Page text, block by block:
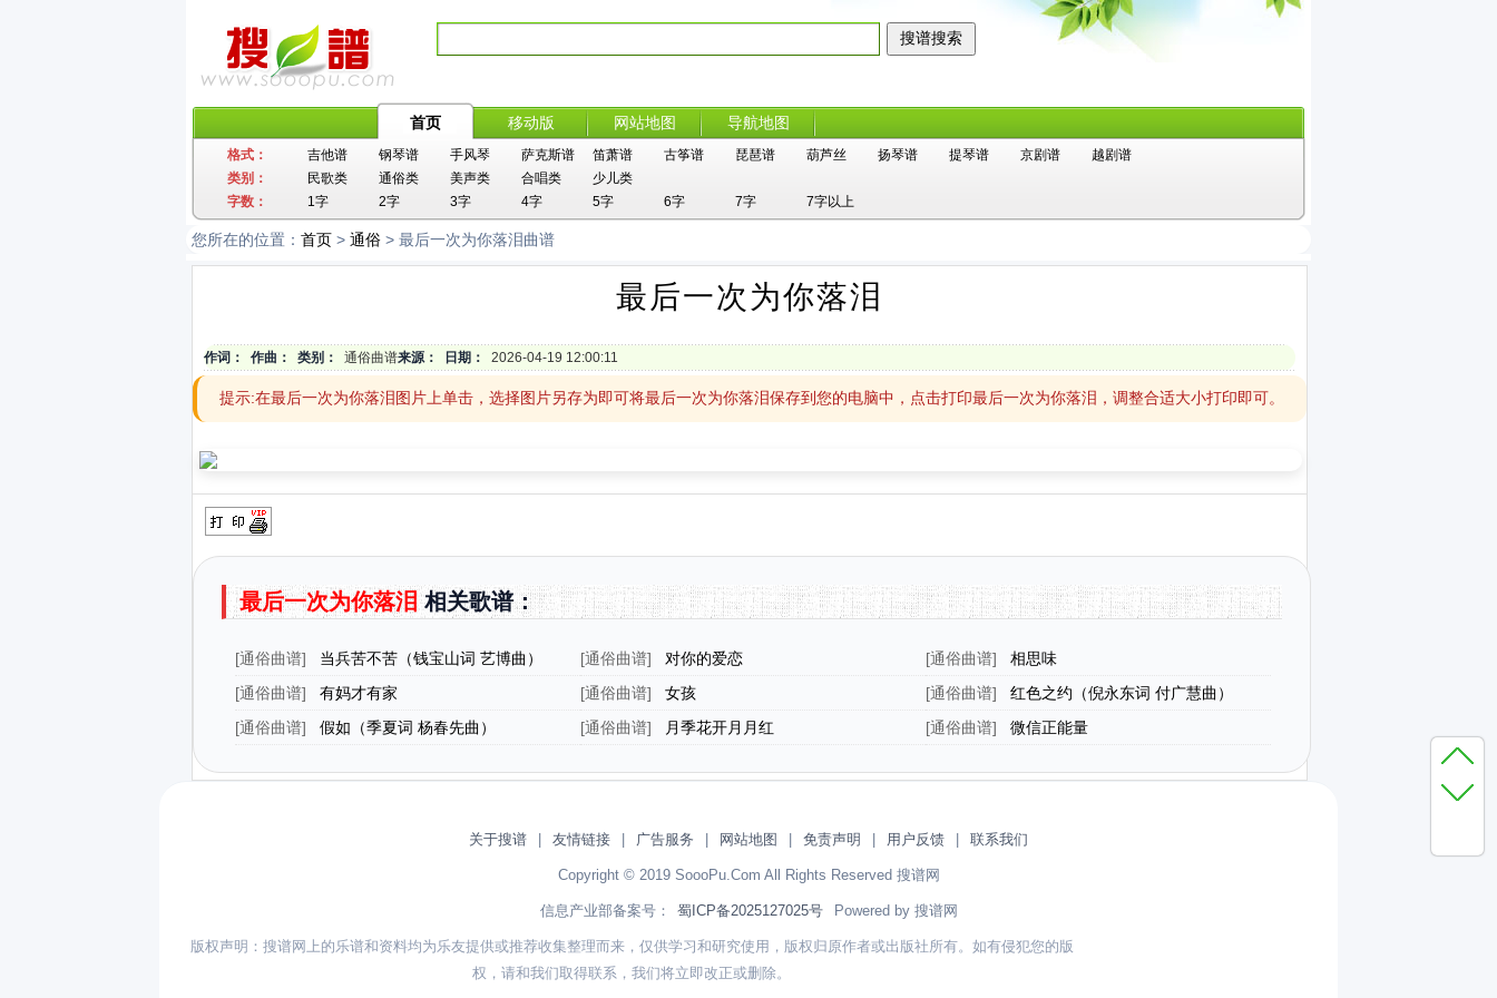
首页 移动版 网站地图 导航地图
格式： 吉他谱 钢琴谱 手风琴 萨克斯谱 笛萧谱 古筝谱 琵琶谱 葫芦丝 扬琴谱 提琴谱 京剧谱
越剧谱
类别：
民歌类 通俗类 美声类 合唱类
少儿类
字数：
1字 2字 3字 4字 5字 6字 7字 7字以上
您所在的位置： 首页 > 通俗 > 最后一次为你落泪曲谱
最后一次为你落泪
作词： 作曲： 类别： 通俗曲谱来源： 日期： 2026-04-19 12:00:11
提示:在最后一次为你落泪图片上单击，选择图片另存为即可将最后一次为你落泪保存到您的电脑中，点击打印最后一次为你落泪，调整合适大小打印即可。
最后一次为你落泪相关歌谱：
[通俗曲谱] 当兵苦不苦（钱宝山词 艺博曲） [通俗曲谱] 对你的爱恋 [通俗曲谱]
相思味
[通俗曲谱] 有妈才有家 [通俗曲谱] 女孩 [通俗曲谱]
红色之约（倪永东词 付广慧曲）
[通俗曲谱] 假如（季夏词 杨春先曲） [通俗曲谱] 月季花开月月红 [通俗曲谱] 微信正能量
关于搜谱 友情链接 广告服务 网站地图 免责声明 用户反馈 联系我们
Copyright © 2019 SoooPu.Com All Rights Reserved 搜谱网
信息产业部备案号： 蜀ICP备2025127025号 Powered by 搜谱网
版权声明：搜谱网上的乐谱和资料均为乐友提供或推荐收集整理而来，仅供学习和研究使用，版权归原作者或出版社所有。如有侵犯您的版
权，请和我们取得联系，我们将立即改正或删除。